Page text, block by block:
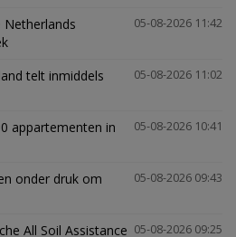
05-08-2026 11:42
05-08-2026 11:02
telt inmiddels
05-08-2026 10:41
appartementen in
05-08-2026 09:43
onder druk om
05-08-2026 09:25
All Soil Assistance